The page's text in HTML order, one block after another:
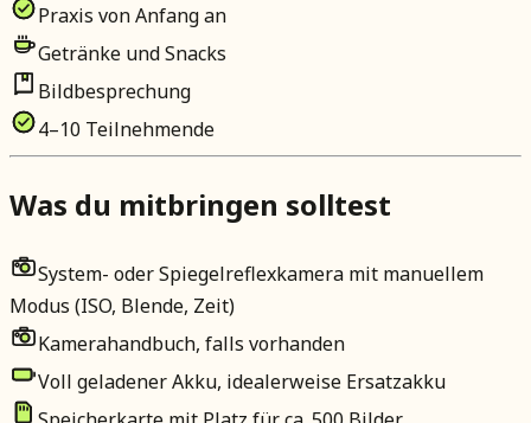
Praxis von Anfang an
Getränke und Snacks
Bildbesprechung
4–10 Teilnehmende
Was du mitbringen solltest
System- oder Spiegelreflexkamera mit manuellem
Modus (ISO, Blende, Zeit)
Kamerahandbuch, falls vorhanden
Voll geladener Akku, idealerweise Ersatzakku